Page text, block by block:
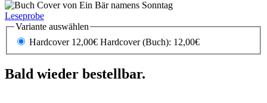
Leseprobe
Variante auswählen
Hardcover 12,00€
Hardcover (Buch): 12,00€
Bald wieder bestellbar.